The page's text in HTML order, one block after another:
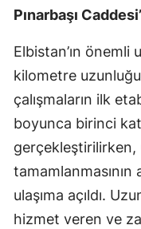
Pınarbaşı
Elbistan’ın önemli
kilometre
çalışmaların ilk
boyunca birinci
gerçekleştirilirken,
ulaşıma açıldı.
hizmet veren ve